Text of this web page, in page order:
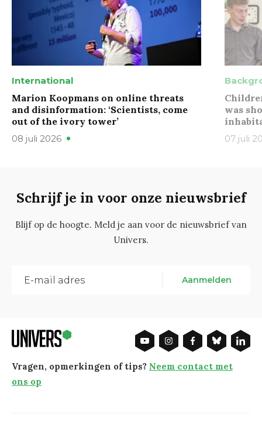
International
Marion Koopmans on online threats
and disinformation: ‘Scientists, come
out of the ivory tower’
08 juli 2026
was
07 juli
Schrijf je in voor onze nieuwsbrief
Blijf op de hoogte. Meld je aan voor de nieuwsbrief van
Univers.
Aanmelden
Vragen, opmerkingen of tips? Neem contact met
ons op